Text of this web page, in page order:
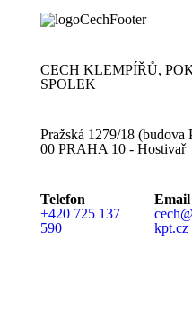
CECH KLEMPÍŘŮ,
SPOLEK
Pražská 1279/18 (budova
00 PRAHA 10 - Hostivař
Telefon
+420 725 137
590
Email
kpt.cz